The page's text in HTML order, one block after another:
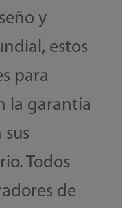
y
estos
para
la garantía
Todos
de